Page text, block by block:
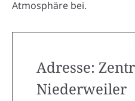
Atmosphäre bei.
Adresse:
Niederweiler